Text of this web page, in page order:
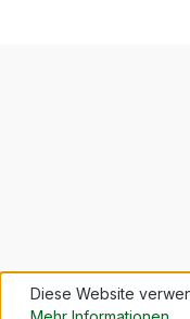
Diese Website